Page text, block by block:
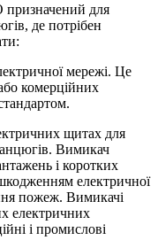
для
де потрібен
мережі. Це
комерційних
щитах для
Вимикач
і коротких
електричної
пожеж. Вимикачі
електричних
і промислові